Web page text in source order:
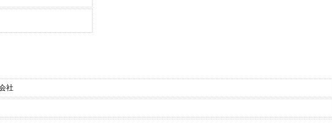
社